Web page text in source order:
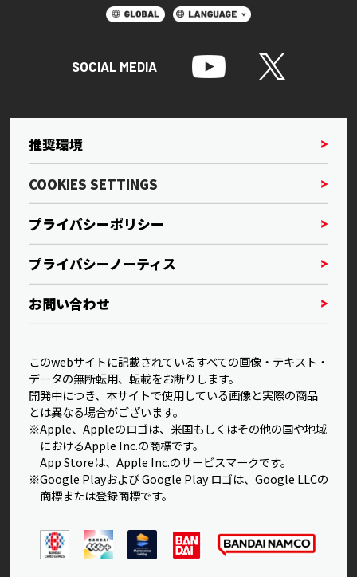
SOCIAL MEDIA
推奨環境
COOKIES SETTINGS
プライバシーポリシー
プライバシーノーティス
お問い合わせ
このwebサイトに記載されているすべての画像・テキスト・
データの無断転用、転載をお断りします。
開発中につき、本サイトで使用している画像と実際の商品
とは異なる場合がございます。
※Apple、Appleのロゴは、米国もしくはその他の国や地域
におけるApple Inc.の商標です。
App Storeは、Apple Inc.のサービスマークです。
※Google Playおよび Google Play ロゴは、Google LLCの
商標または登録商標です。